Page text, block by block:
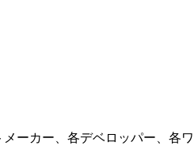
ーカー、各デベロッパー、各